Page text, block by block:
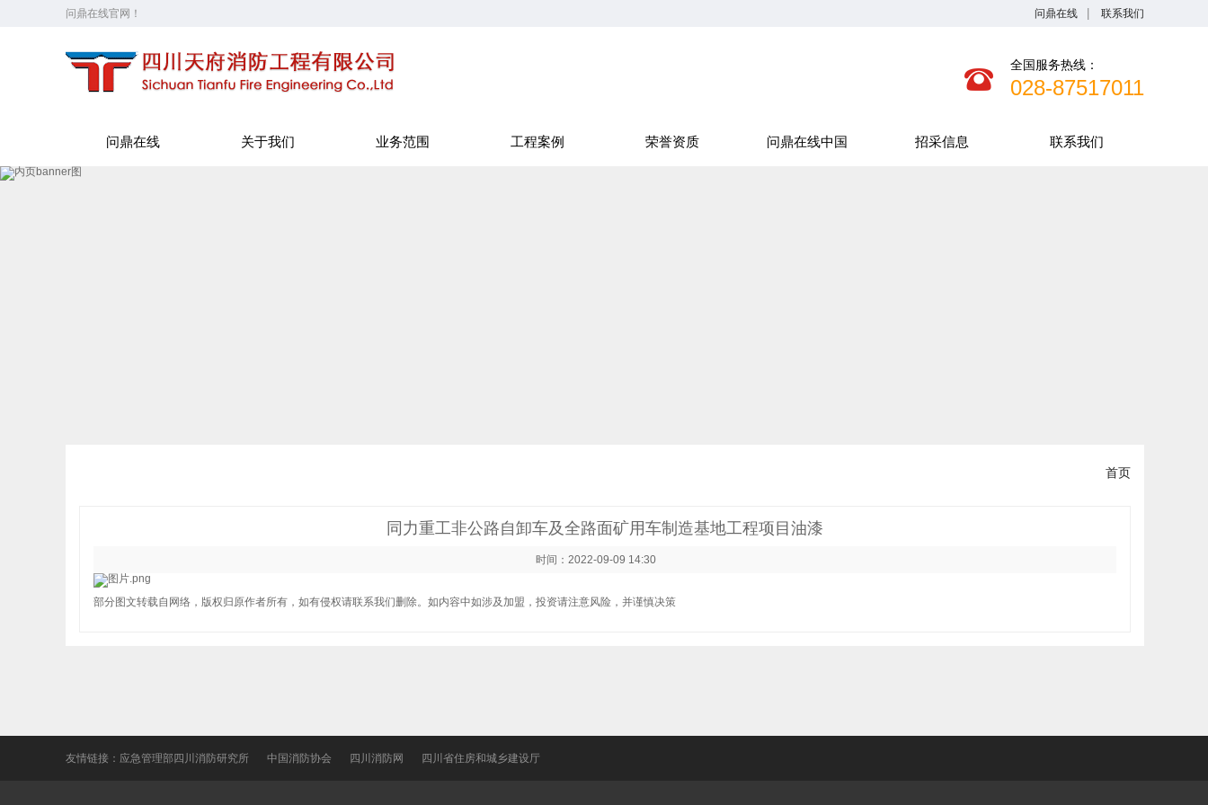
问鼎在线官网！ 问鼎在线 联系我们
全国服务热线：
028-87517011
问鼎在线 关于我们 业务范围 工程案例 荣誉资质 问鼎在线中国 招采信息 联系我们
首页
同力重工非公路自卸车及全路面矿用车制造基地工程项目油漆
时间：2022-09-09 14:30
部分图文转载自网络，版权归原作者所有，如有侵权请联系我们删除。如内容中如涉及加盟，投资请注意风险，并谨慎决策
友情链接： 应急管理部四川消防研究所 中国消防协会 四川消防网 四川省住房和城乡建设厅